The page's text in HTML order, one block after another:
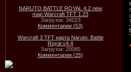
NARUTO BATTLE ROYAL 4.2 new
map Warcraft TFT 1.23
Загрузок: 34023
Комментарии (53)
Warcraft 3 TFT карта Naruto: Battle
Royal v4.4
Загрузок: 20085
Комментарии (25)